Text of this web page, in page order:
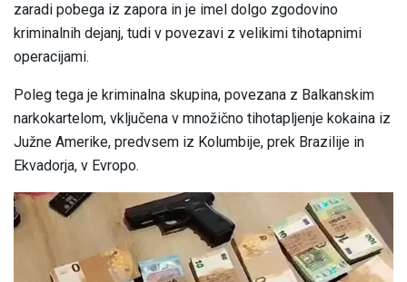
zaradi pobega iz zapora in je imel dolgo zgodovino
kriminalnih dejanj, tudi v povezavi z velikimi tihotapnimi
operacijami.
Poleg tega je kriminalna skupina, povezana z Balkanskim
narkokartelom, vključena v množično tihotapljenje kokaina iz
Južne Amerike, predvsem iz Kolumbije, prek Brazilije in
Ekvadorja, v Evropo.